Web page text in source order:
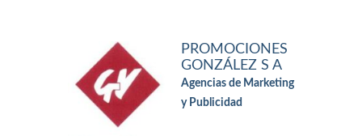
PROMOCIONES
GONZÁLEZ S A
Agencias de Marketing
y Publicidad